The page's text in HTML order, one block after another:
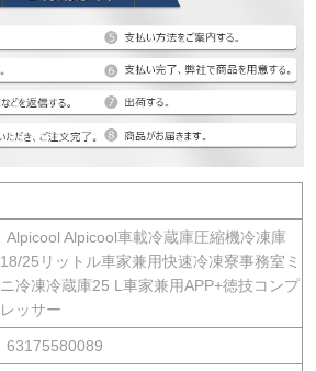
Alpicool Alpicool車載冷蔵庫圧縮機冷凍庫
18/25リットル車家兼用快速冷凍寮事務室ミ
ニ冷凍冷蔵庫25 L車家兼用APP+徳技コンプ
レッサー
63175580089